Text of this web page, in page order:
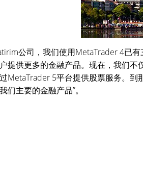
公司，我们使用MetaTrader 4已
提供更多的金融产品。现在，我们
MetaTrader 5平台提供股票服务。
们主要的金融产品”。